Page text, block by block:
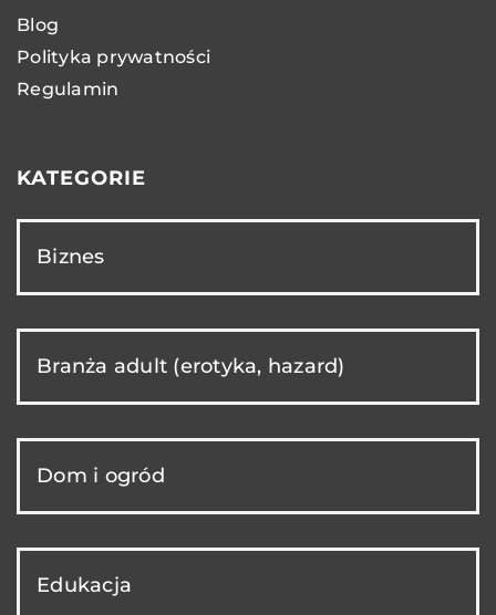
Blog
Polityka prywatności
Regulamin
KATEGORIE
Biznes
Branża adult (erotyka, hazard)
Dom i ogród
Edukacja